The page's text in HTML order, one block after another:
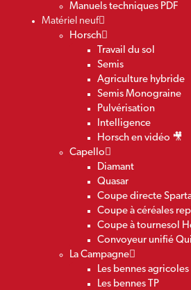
Manuels techniques PDF
Matériel neuf
Horsch
Travail du sol
Semis
Agriculture hybride
Semis Monograine
Pulvérisation
Intelligence
Horsch en vidéo 🎥
Capello
Diamant
Quasar
Coupe directe
Coupe à céréales
Coupe à tournesol
Convoyeur unifié
La Campagne
Les bennes agricoles
Les bennes TP